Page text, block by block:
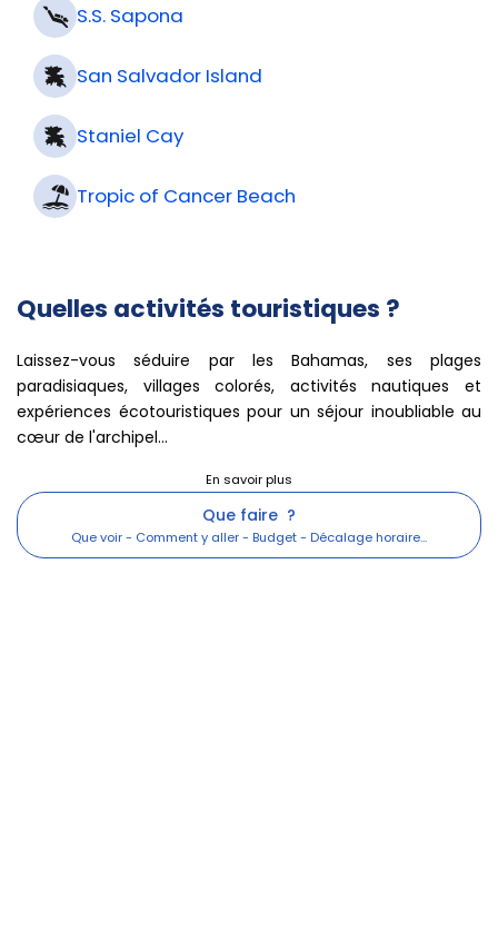
S.S. Sapona
San Salvador Island
Staniel Cay
Tropic of Cancer Beach
Quelles activités touristiques ?
Laissez-vous séduire par les Bahamas, ses plages
paradisiaques, villages colorés, activités nautiques et
expériences écotouristiques pour un séjour inoubliable au
cœur de l'archipel...
Que faire ?